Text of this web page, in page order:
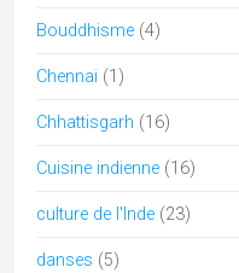
Bouddhisme (4)
Chennai (1)
Chhattisgarh (16)
Cuisine indienne (16)
culture de l'Inde (23)
danses (5)